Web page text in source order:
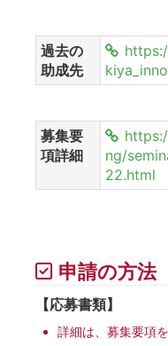
過去の
助成先
募集要
項詳細
ng/
22.html
申請の方法
【応募書類】
詳細は、募集要項